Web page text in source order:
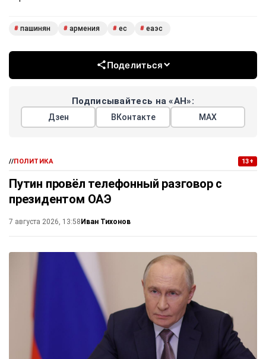
# пашинян # армения # ес # еаэс
Поделиться
Подписывайтесь на «АН»:
Дзен ВКонтакте МАХ
//ПОЛИТИКА 13+
Путин провёл телефонный разговор с
президентом ОАЭ
7 августа 2026, 13:58Иван Тихонов